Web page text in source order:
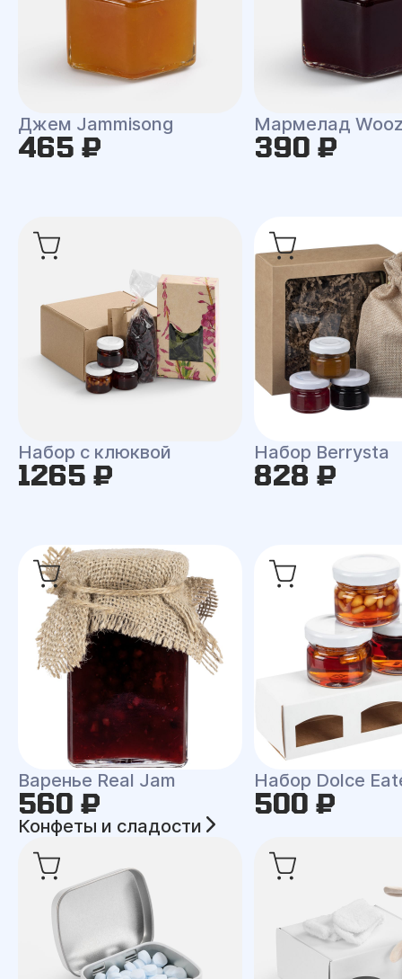
Джем Jammisong
465 ₽
Мармелад
390 ₽
Набор с клюквой
1265 ₽
Набор Berrysta
828 ₽
Варенье Real Jam
560 ₽
Набор Dolce
500 ₽
Конфеты и сладости